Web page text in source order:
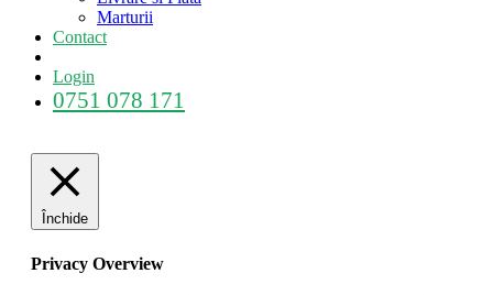
Marturii
Contact
Login
0751 078 171
Închide
Privacy Overview